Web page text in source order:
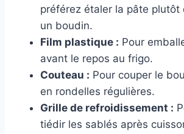
préférez étaler la pâte plutôt
un boudin.
Film plastique : Pour
avant le repos au frigo.
Couteau : Pour couper le
en rondelles régulières.
Grille de refroidissement :
tiédir les sablés après